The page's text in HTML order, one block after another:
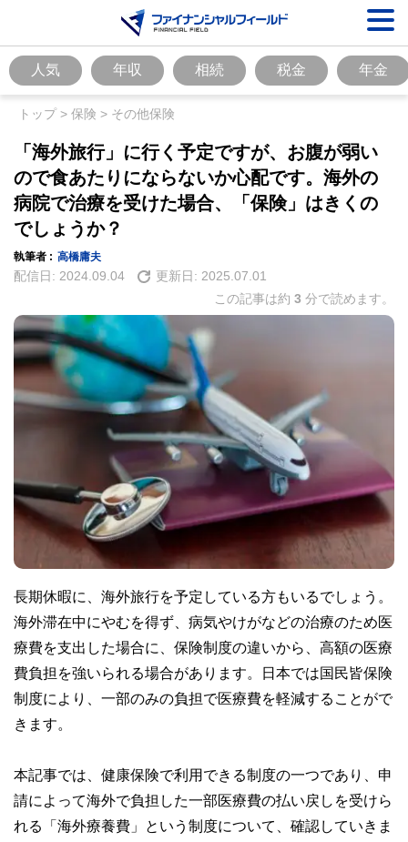
人気 年収 相続 税金 年金
トップ> 保険 > その他保険
「海外旅行」に行く予定ですが、お腹が弱い
ので食あたりにならないか心配です。海外の
病院で治療を受けた場合、「保険」はきくの
でしょうか？
執筆者 : 高橋庸夫
配信日: 2024.09.04 更新日: 2025.07.01
この記事は約 3 分で読めます。
長期休暇に、海外旅行を予定している方もいるでしょう。
海外滞在中にやむを得ず、病気やけがなどの治療のため医
療費を支出した場合に、保険制度の違いから、高額の医療
費負担を強いられる場合があります。日本では国民皆保険
制度により、一部のみの負担で医療費を軽減することがで
きます。
本記事では、健康保険で利用できる制度の一つであり、申
請によって海外で負担した一部医療費の払い戻しを受けら
れる「海外療養費」という制度について、確認していきま